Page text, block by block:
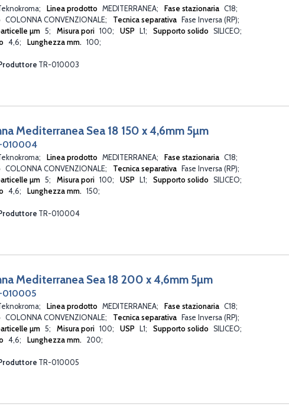
Linea prodotto MEDITERRANEA Fase stazionaria C18
COLONNA CONVENZIONALE Tecnica separativa
Fase Inversa (RP)
µm 5 Misura pori 100 USP L1 Supporto solido SILICEO
4,6 Lunghezza mm. 100
TR-010003
Mediterranea Sea 18 150 x 4,6mm 5µm
010004
Linea prodotto MEDITERRANEA Fase stazionaria C18
COLONNA CONVENZIONALE Tecnica separativa
Fase Inversa (RP)
µm 5 Misura pori 100 USP L1 Supporto solido SILICEO
4,6 Lunghezza mm. 150
TR-010004
Mediterranea Sea 18 200 x 4,6mm 5µm
010005
Linea prodotto MEDITERRANEA Fase stazionaria C18
COLONNA CONVENZIONALE Tecnica separativa
Fase Inversa (RP)
µm 5 Misura pori 100 USP L1 Supporto solido SILICEO
4,6 Lunghezza mm.
200
TR-010005